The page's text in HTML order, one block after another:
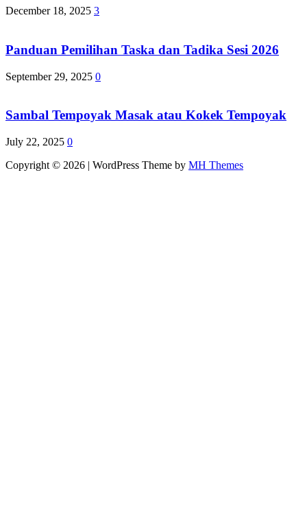
December 18, 2025 3
Panduan Pemilihan Taska dan Tadika Sesi 2026
September 29, 2025 0
Sambal Tempoyak Masak atau Kokek Tempoyak
July 22, 2025 0
Copyright © 2026 | WordPress Theme by MH Themes